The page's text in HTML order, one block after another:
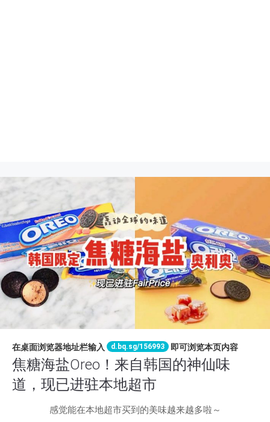
在桌面浏览器地址栏输入 d.bq.sg/156993 即可浏览本页内容
焦糖海盐Oreo！来自韩国的神仙味
道，现已进驻本地超市
感觉能在本地超市买到的美味越来越多啦～